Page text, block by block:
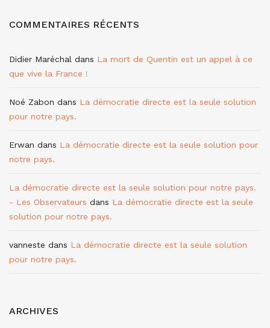
COMMENTAIRES RÉCENTS
Didier Maréchal dans La mort de Quentin est un appel à ce
que vive la France !
Noé Zabon dans La démocratie directe est la seule solution
pour notre pays.
Erwan dans La démocratie directe est la seule solution pour
notre pays.
La démocratie directe est la seule solution pour notre pays.
- Les Observateurs dans La démocratie directe est la seule
solution pour notre pays.
vanneste dans La démocratie directe est la seule solution
pour notre pays.
ARCHIVES